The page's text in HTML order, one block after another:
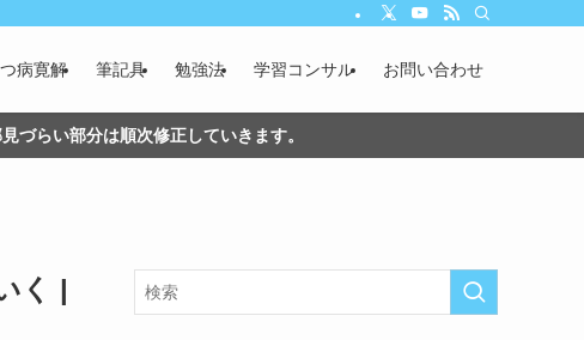
病寛解 筆記具 勉強法 学習コンサル お問い合わせ
づらい部分は順次修正していきます。
く |